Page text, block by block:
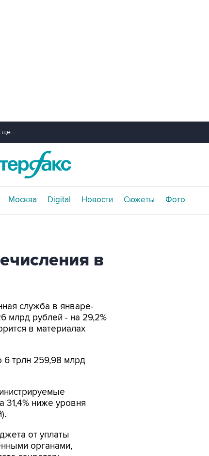
Москва Digital Новости Сюжеты Фото
в
служба в январе-
млрд рублей - на 29,2%
в материалах
трлн 259,98 млрд
31,4% ниже уровня
от уплаты
органами,